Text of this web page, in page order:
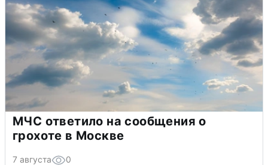
МЧС ответило на сообщения о
грохоте в Москве
7 августа 0